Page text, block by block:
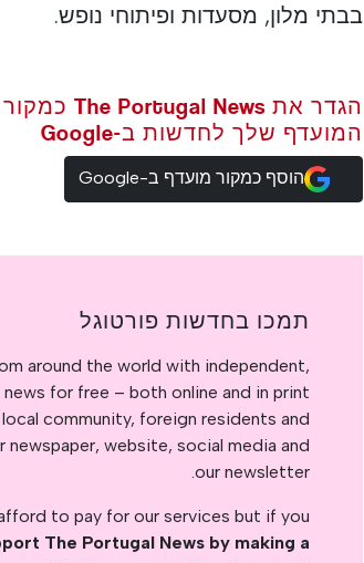
בבתי מלון, מסעדות ופיתוחי נופש.
הגדר את The Portugal News כמקור
המועדף שלך לחדשות ב-Google
הוסף כמקור מועדף ב-Google
תמכו בחדשות פורטוגל
around the world with independent,
for free – both online and in print.
community, foreign residents and
website, social media and
our newsletter.
to pay for our services but if you
The Portugal News by making a